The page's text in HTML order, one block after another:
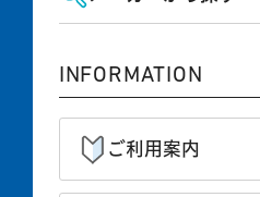
INFORMATION
ご利用案内